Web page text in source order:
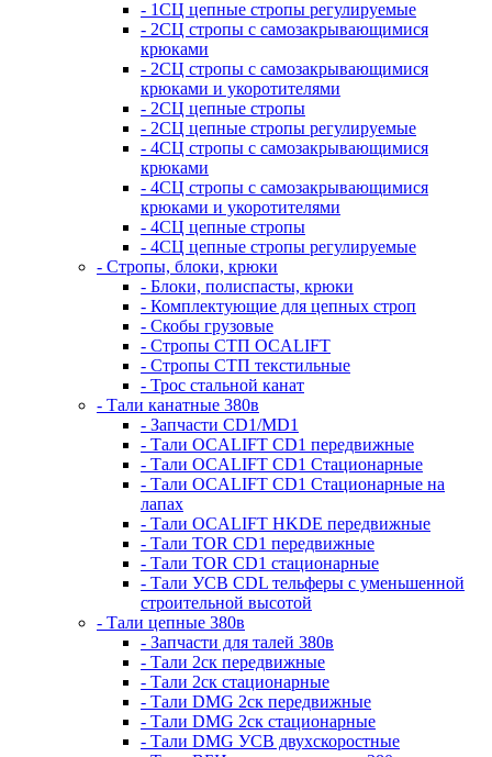
- 1СЦ цепные стропы регулируемые
- 2СЦ стропы с самозакрывающимися
крюками
- 2СЦ стропы с самозакрывающимися
крюками и укоротителями
- 2СЦ цепные стропы
- 2СЦ цепные стропы регулируемые
- 4СЦ стропы с самозакрывающимися
крюками
- 4СЦ стропы с самозакрывающимися
крюками и укоротителями
- 4СЦ цепные стропы
- 4СЦ цепные стропы регулируемые
- Стропы, блоки, крюки
- Блоки, полиспасты, крюки
- Комплектующие для цепных строп
- Скобы грузовые
- Стропы СТП OCALIFT
- Стропы СТП текстильные
- Трос стальной канат
- Тали канатные 380в
- Запчасти CD1/MD1
- Тали OCALIFT CD1 передвижные
- Тали OCALIFT CD1 Стационарные
- Тали OCALIFT CD1 Стационарные на
лапах
- Тали OCALIFT HKDE передвижные
- Тали TOR CD1 передвижные
- Тали TOR CD1 стационарные
- Тали УСВ CDL тельферы с уменьшенной
строительной высотой
- Тали цепные 380в
- Запчасти для талей 380в
- Тали 2ск передвижные
- Тали 2ск стационарные
- Тали DMG 2ск передвижные
- Тали DMG 2ск стационарные
- Тали DMG УСВ двухскоростные